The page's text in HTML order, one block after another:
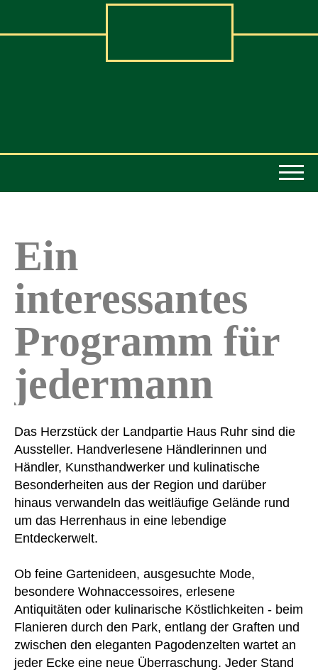
Ein
interessantes
Programm für
jedermann
Das Herzstück der Landpartie Haus Ruhr sind die
Aussteller. Handverlesene Händlerinnen und
Händler, Kunsthandwerker und kulinatische
Besonderheiten aus der Region und darüber
hinaus verwandeln das weitläufige Gelände rund
um das Herrenhaus in eine lebendige
Entdeckerwelt.
Ob feine Gartenideen, ausgesuchte Mode,
besondere Wohnaccessoires, erlesene
Antiquitäten oder kulinarische Köstlichkeiten - beim
Flanieren durch den Park, entlang der Graften und
zwischen den eleganten Pagodenzelten wartet an
jeder Ecke eine neue Überraschung. Jeder Stand